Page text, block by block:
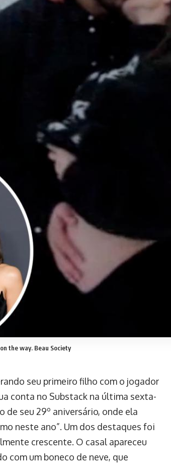
the way. Beau Society
seu primeiro filho com o jogador
conta no Substack na última sexta-
de seu 29º aniversário, onde ela
neste ano”. Um dos destaques foi
crescente. O casal apareceu
com um boneco de neve, que